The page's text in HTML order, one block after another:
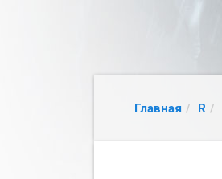
Главная R